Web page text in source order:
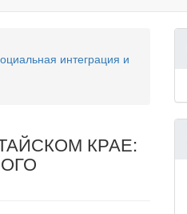
интеграция и
КРАЕ: